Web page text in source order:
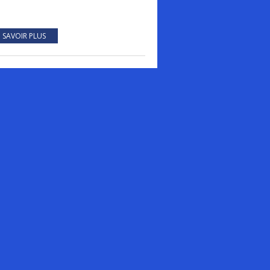
SAVOIR PLUS